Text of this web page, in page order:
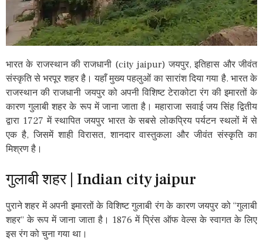
भारत के राजस्थान की राजधानी (city jaipur) जयपुर, इतिहास और जीवंत
संस्कृति से भरपूर शहर है। यहाँ मुख्य पहलुओं का सारांश दिया गया है. भारत के
राजस्थान की राजधानी जयपुर को अपनी विशिष्ट टेराकोटा रंग की इमारतों के
कारण गुलाबी शहर के रूप में जाना जाता है। महाराजा सवाई जय सिंह द्वितीय
द्वारा 1727 में स्थापित जयपुर भारत के सबसे लोकप्रिय पर्यटन स्थलों में से
एक है, जिसमें शाही विरासत, शानदार वास्तुकला और जीवंत संस्कृति का
मिश्रण है।
गुलाबी शहर | Indian city jaipur
पुराने शहर में अपनी इमारतों के विशिष्ट गुलाबी रंग के कारण जयपुर को “गुलाबी
शहर” के रूप में जाना जाता है। 1876 में प्रिंस ऑफ वेल्स के स्वागत के लिए
इस रंग को चुना गया था।